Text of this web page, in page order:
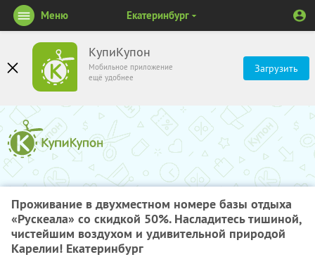
КупиКупон
Мобильное приложение
ещё удобнее
Загрузить
Меню Екатеринбург
Проживание в двухместном номере базы отдыха
«Рускеала» со скидкой 50%. Насладитесь тишиной,
чистейшим воздухом и удивительной природой
Карелии! Екатеринбург